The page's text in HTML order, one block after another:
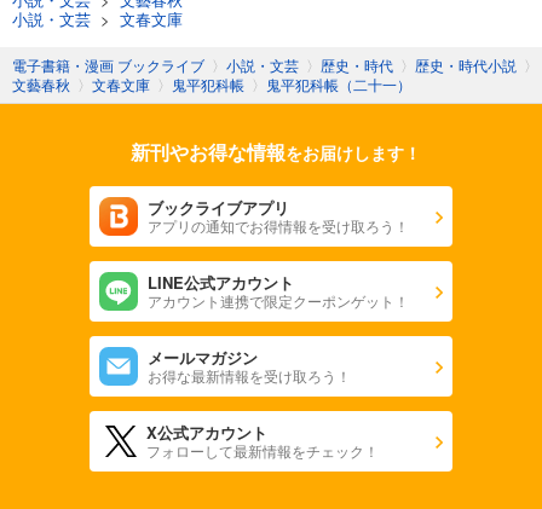
小説・文芸 > 文春文庫
電子書籍・漫画 ブックライブ 〉 小説・文芸 〉 歴史・時代 〉 歴史・時代小説 〉
文藝春秋 〉 文春文庫 〉 鬼平犯科帳 〉 鬼平犯科帳（二十一）
新刊やお得な情報をお届けします！
ブックライブアプリ
アプリの通知でお得情報を受け取ろう！
LINE公式アカウント
アカウント連携で限定クーポンゲット！
メールマガジン
お得な最新情報を受け取ろう！
X公式アカウント
フォローして最新情報をチェック！